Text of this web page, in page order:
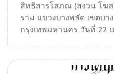
สิทธิสารโสภณ (สงวน โฆ
ราม แขวงบางพลัด เขตบา
กรุงเทพมหานคร วันที่ 22